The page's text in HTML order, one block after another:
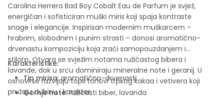
Carolina Herrera Bad Boy Cobalt Eau de Parfum je svjež,
energičan i sofisticiran muški miris koji spaja kontraste
snage i elegancije. Inspirisan modernim muškarcem –
hrabrim, slobodnim i punim strasti – donosi aromatično-
drvenastu kompoziciju koja zrači samopouzdanjem i
stilom. Otvara se svježim notama ružičastog bibera i
lavande, dok u srcu dominiraju mineralne note i geranij. U
osnovi se razvijaju topli tonovi trpkog kakaa i vetivera koji
pružaju dubinu i karakter.
Karakteristike:
Tip mirisa:aromatično-drvenasti
Gornje note:ružičasti biber, lavanda